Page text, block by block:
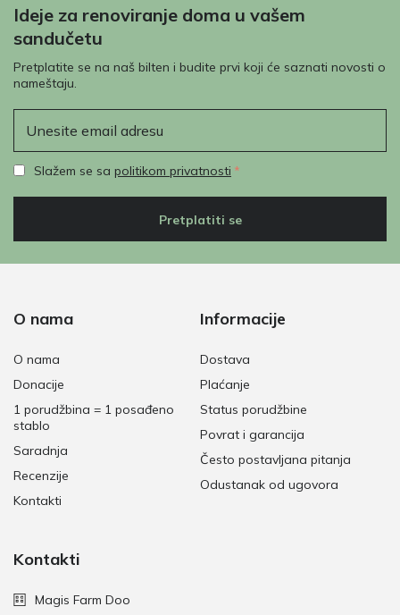
Ideje za renoviranje doma u vašem
sandučetu
Pretplatite se na naš bilten i budite prvi koji će saznati novosti o
nameštaju.
Slažem se sa politikom privatnosti
Pretplatiti se
O nama
O nama
Donacije
1 porudžbina = 1 posađeno
stablo
Saradnja
Recenzije
Kontakti
Informacije
Dostava
Plaćanje
Status porudžbine
Povrat i garancija
Često postavljana pitanja
Odustanak od ugovora
Kontakti
Magis Farm Doo